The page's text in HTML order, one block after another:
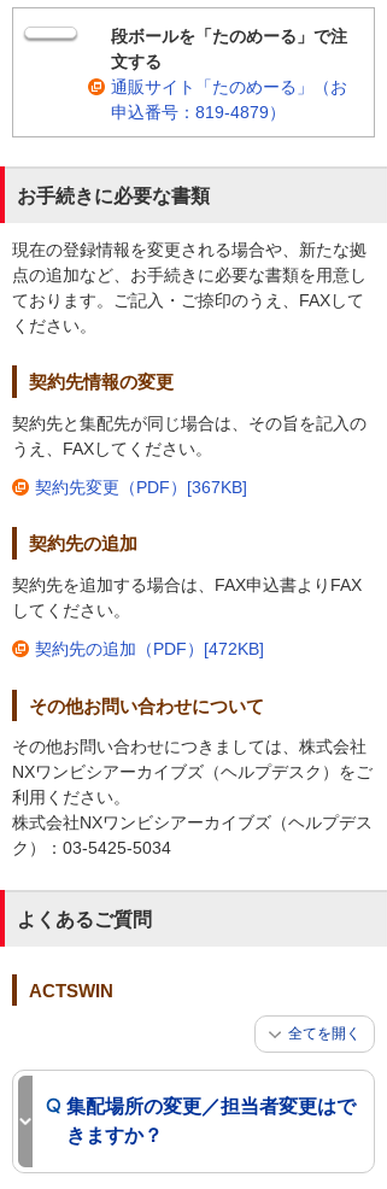
段ボールを「たのめーる」で注
文する
通販サイト「たのめーる」（お
申込番号：819-4879）
お手続きに必要な書類
現在の登録情報を変更される場合や、新たな拠
点の追加など、お手続きに必要な書類を用意し
ております。ご記入・ご捺印のうえ、FAXして
ください。
契約先情報の変更
契約先と集配先が同じ場合は、その旨を記入の
うえ、FAXしてください。
契約先変更（PDF）[367KB]
契約先の追加
契約先を追加する場合は、FAX申込書よりFAX
してください。
契約先の追加（PDF）[472KB]
その他お問い合わせについて
その他お問い合わせにつきましては、株式会社
NXワンビシアーカイブズ（ヘルプデスク）をご
利用ください。
株式会社NXワンビシアーカイブズ（ヘルプデス
ク）：03-5425-5034
よくあるご質問
ACTSWIN
全てを開く
集配場所の変更／担当者変更はで
きますか？